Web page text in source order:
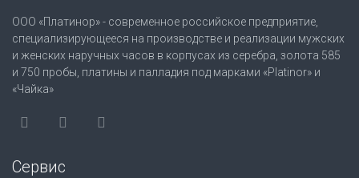
ООО «Платинор» - современное российское предприятие,
специализирующееся на производстве и реализации мужских
и женских наручных часов в корпусах из серебра, золота 585
и 750 пробы, платины и палладия под марками «Platinor» и
«Чайка»
Сервис